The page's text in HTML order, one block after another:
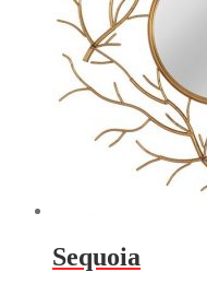
Sequoia